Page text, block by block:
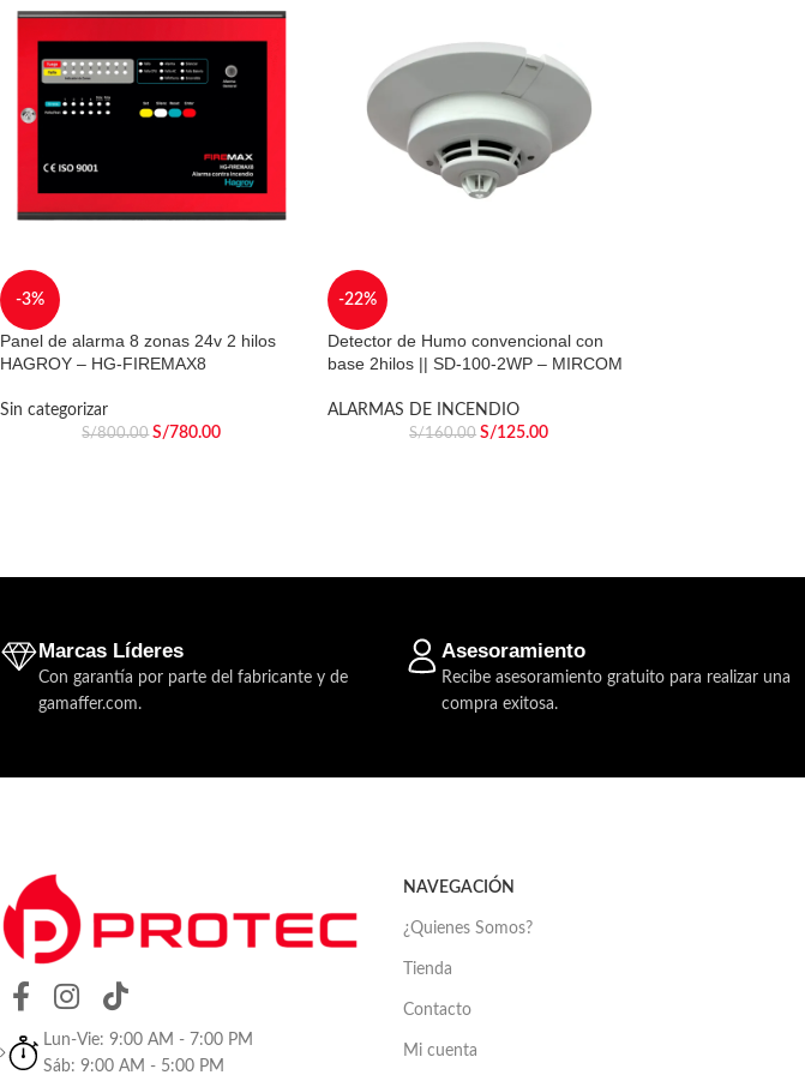
-3%
Panel de alarma 8 zonas 24v 2 hilos
HAGROY – HG-FIREMAX8
Sin categorizar
S/800.00 S/780.00
-22%
Detector de Humo convencional con
base 2hilos || SD-100-2WP – MIRCOM
ALARMAS DE INCENDIO
S/160.00 S/125.00
Marcas Líderes
Con garantía por parte del fabricante y de
gamaffer.com.
Asesoramiento
Recibe asesoramiento gratuito para realizar una
compra exitosa.
Lun-Vie: 9:00 AM - 7:00 PM
Sáb: 9:00 AM - 5:00 PM
NAVEGACIÓN
¿Quienes Somos?
Tienda
Contacto
Mi cuenta